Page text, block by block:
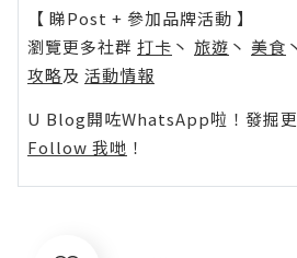
【 睇Post + 參加品牌活動 】
瀏覽更多社群 打卡 丶 旅遊 丶 美食 丶
攻略及 活動情報
U Blog開咗WhatsApp啦！發掘更
Follow 我哋 ！